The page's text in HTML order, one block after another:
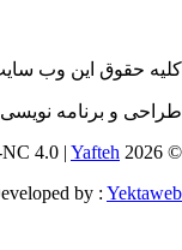
حقوق این وب سایت
و برنامه نویسی :
©
Yafteh
by :